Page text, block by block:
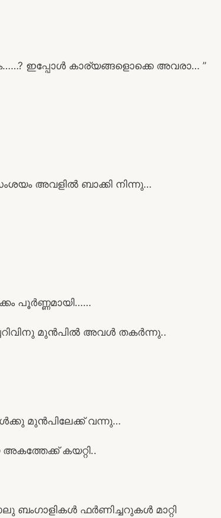
ഇപ്പോൾ കാര്യങ്ങളൊക്കെ അവരാ… ”
അവളിൽ ബാക്കി നിന്നു…
പൂർണ്ണമായി……
മുൻപിൽ അവൾ തകർന്നു..
മുൻപിലേക്ക് വന്നു…
കയറ്റി..
ബംഗാളികൾ ഫർണിച്ചറുകൾ മാറ്റി